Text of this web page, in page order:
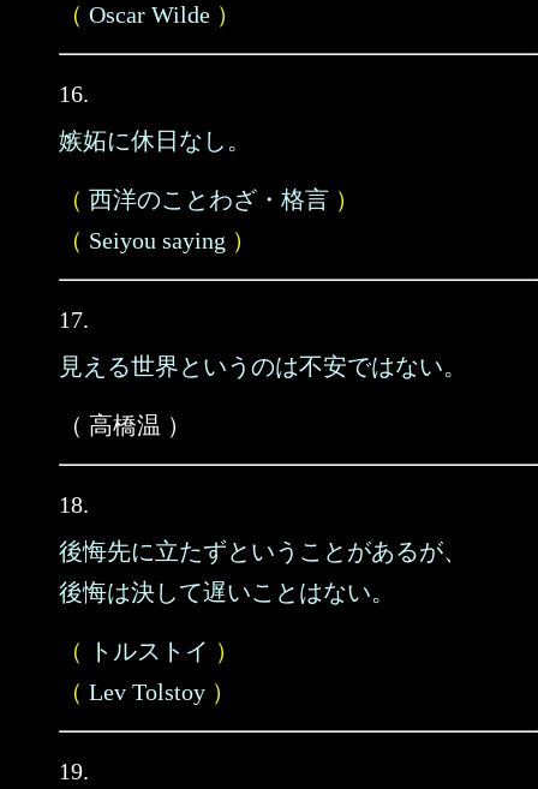
（ Oscar Wilde ）
16.
嫉妬に休日なし。
（ 西洋のことわざ・格言 ）
（ Seiyou saying ）
17.
見える世界というのは不安ではない。
（ 高橋温 ）
18.
後悔先に立たずということがあるが、
後悔は決して遅いことはない。
（ トルストイ ）
（ Lev Tolstoy ）
19.